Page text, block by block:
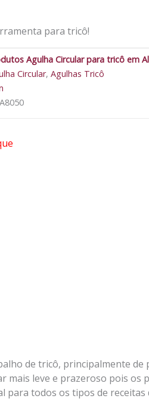
para tricô!
Agulha Circular para tricô em
Circular, Agulhas Tricô
de tricô, principalmente de
mais leve e prazeroso pois os
todos os tipos de receitas